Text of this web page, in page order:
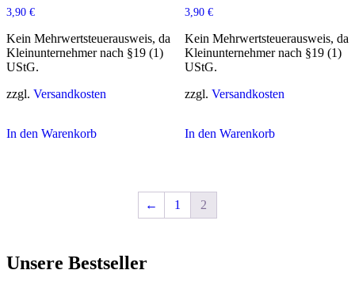
3,90 €
Kein Mehrwertsteuerausweis, da
Kleinunternehmer nach §19 (1)
UStG.
zzgl. Versandkosten
In den Warenkorb
3,90 €
Kein Mehrwertsteuerausweis, da
Kleinunternehmer nach §19 (1)
UStG.
zzgl. Versandkosten
In den Warenkorb
← 1 2
Unsere Bestseller